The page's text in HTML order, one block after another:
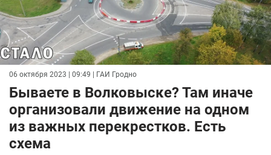
06 октября 2023 | 09:49 | ГАИ Гродно
Бываете в Волковыске? Там иначе
организовали движение на одном
из важных перекрестков. Есть
схема